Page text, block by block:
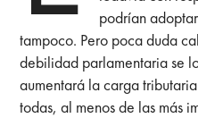
podrían
tampoco. Pero poca duda
debilidad parlamentaria se
aumentará la carga
todas, al menos de las más